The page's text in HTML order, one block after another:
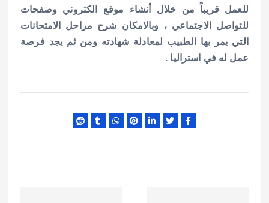
للعمل قريباً من خلال أنشاء موقع الكتروني وصفحات
للتواصل الاجتماعي ، وبالامكان شرح مراحل الامتحانات
التي يمر بها الطبيب لمعادلة شهادته ومن ثم يجد فرصة
عمل له في استراليا .